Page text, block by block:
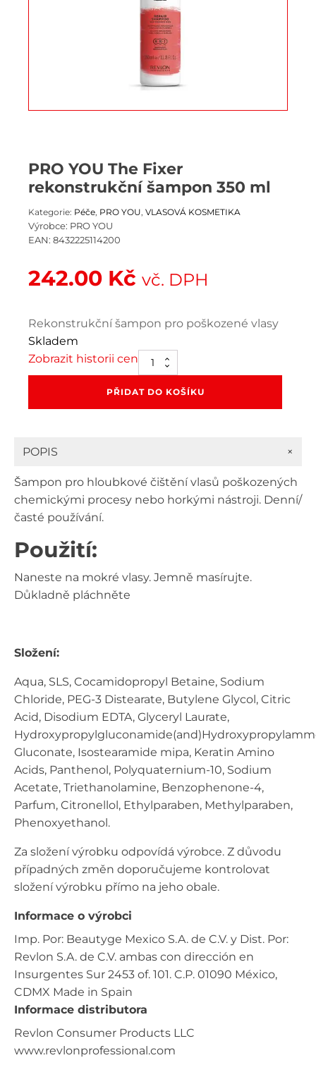
PRO YOU The Fixer
rekonstrukční šampon 350 ml
Kategorie: Péče PRO YOU VLASOVÁ KOSMETIKA
Výrobce: PRO YOU
EAN: 8432225114200
242.00 Kč vč. DPH
Rekonstrukční šampon pro poškozené vlasy
Skladem
Zobrazit historii cen PRO
YOU
The
PŘIDAT DO KOŠÍKU
POPIS +
Šampon pro hloubkové čištění vlasů poškozených
chemickými procesy nebo horkými nástroji. Denní/
časté používání.
Použití:
Naneste na mokré vlasy. Jemně masírujte.
Důkladně pláchněte
Složení:
Aqua, SLS, Cocamidopropyl Betaine, Sodium
Chloride, PEG-3 Distearate, Butylene Glycol, Citric
Acid, Disodium EDTA, Glyceryl Laurate,
Gluconate, Isostearamide mipa, Keratin Amino
Acids, Panthenol, Polyquaternium-10, Sodium
Acetate, Triethanolamine, Benzophenone-4,
Parfum, Citronellol, Ethylparaben, Methylparaben,
Phenoxyethanol.
Za složení výrobku odpovídá výrobce. Z důvodu
případných změn doporučujeme kontrolovat
složení výrobku přímo na jeho obale.
Informace o výrobci
Imp. Por: Beautyge Mexico S.A. de C.V. y Dist. Por:
Revlon S.A. de C.V. ambas con dirección en
Insurgentes Sur 2453 of. 101. C.P. 01090 México,
CDMX Made in Spain
Informace distributora
Revlon Consumer Products LLC
www.revlonprofessional.com